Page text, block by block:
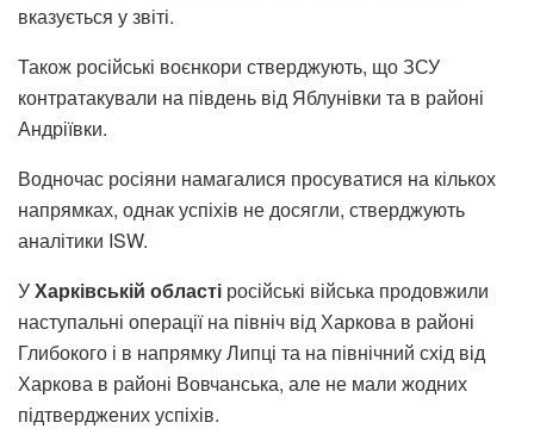
вказується у звіті.
Також російські воєнкори стверджують, що ЗСУ
контратакували на південь від Яблунівки та в районі
Андріївки.
Водночас росіяни намагалися просуватися на кількох
напрямках, однак успіхів не досягли, стверджують
аналітики ISW.
УХарківській області російські війська продовжили
наступальні операції на північ від Харкова в районі
Глибокого і в напрямку Липці та на північний схід від
Харкова в районі Вовчанська, але не мали жодних
підтверджених успіхів.